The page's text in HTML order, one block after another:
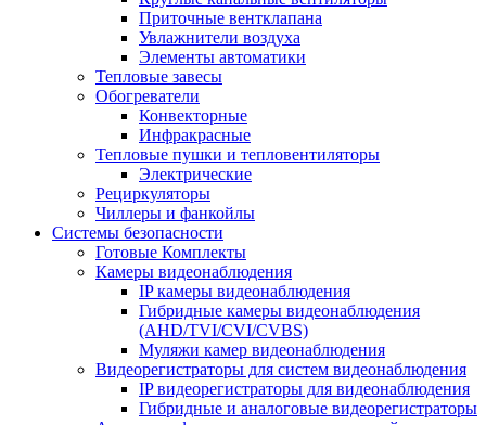
Приточные вентклапана
Увлажнители воздуха
Элементы автоматики
Тепловые завесы
Обогреватели
Конвекторные
Инфракрасные
Тепловые пушки и тепловентиляторы
Электрические
Рециркуляторы
Чиллеры и фанкойлы
Системы безопасности
Готовые Комплекты
Камеры видеонаблюдения
IP камеры видеонаблюдения
Гибридные камеры видеонаблюдения
(AHD/TVI/CVI/CVBS)
Муляжи камер видеонаблюдения
Видеорегистраторы для систем видеонаблюдения
IP видеорегистраторы для видеонаблюдения
Гибридные и аналоговые видеорегистраторы